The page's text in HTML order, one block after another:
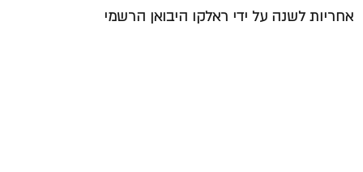
אחריות לשנה על ידי ראלקו היבואן הרשמי